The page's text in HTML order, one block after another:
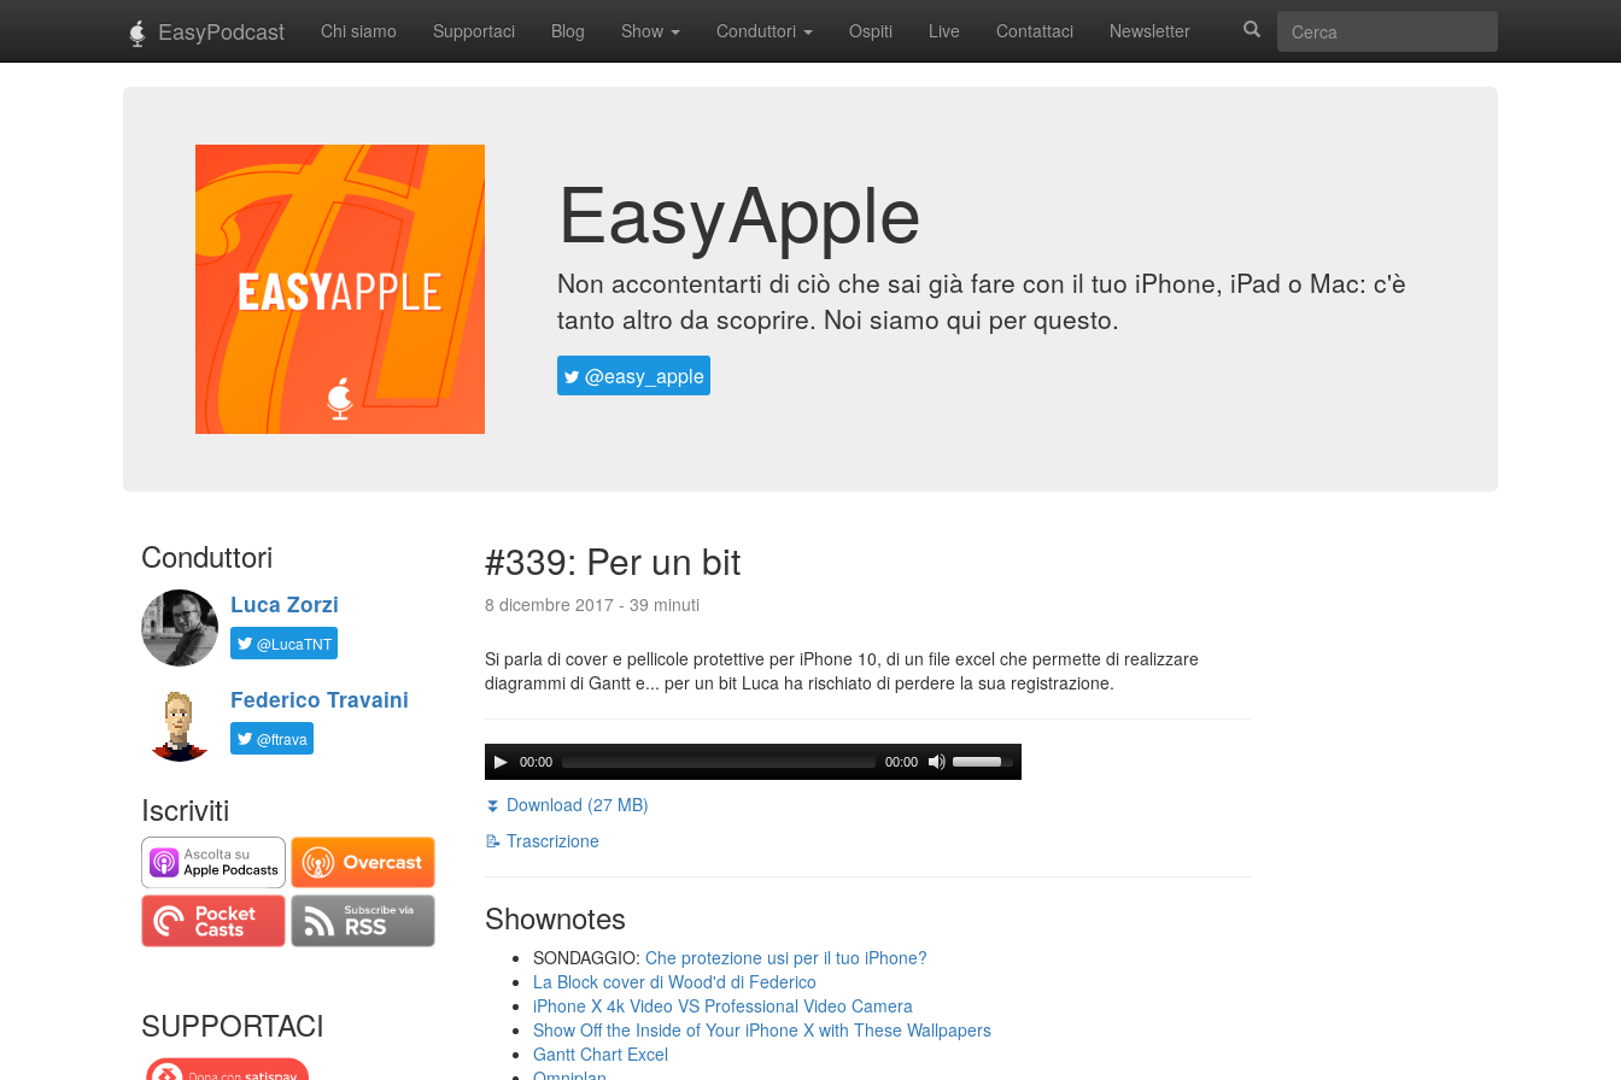
EasyPodcast Chi siamo Supportaci Blog Show Conduttori Ospiti Live Contattaci Newsletter
EasyApple
Non accontentarti di ciò che sai già fare con il tuo iPhone, iPad o Mac: c'è
tanto altro da scoprire. Noi siamo qui per questo.
@easy_apple
Conduttori
Luca Zorzi
@LucaTNT
Federico Travaini
@ftrava
Iscriviti
SUPPORTACI
#339: Per un bit
8 dicembre 2017 - 39 minuti
Si parla di cover e pellicole protettive per iPhone 10, di un file excel che permette di realizzare
diagrammi di Gantt e... per un bit Luca ha rischiato di perdere la sua registrazione.
00:00 00:00
⏬ Download (27 MB)
📝 Trascrizione
Shownotes
SONDAGGIO: Che protezione usi per il tuo iPhone?
La Block cover di Wood'd di Federico
iPhone X 4k Video VS Professional Video Camera
Show Off the Inside of Your iPhone X with These Wallpapers
Gantt Chart Excel